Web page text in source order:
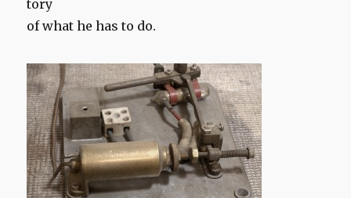
tory
of what he has to do.